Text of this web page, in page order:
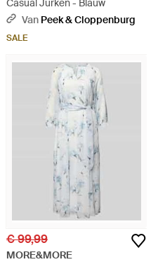
Casual Jurken - Blauw
Van Peek & Cloppenburg
SALE
€ 99,99
MORE&MORE